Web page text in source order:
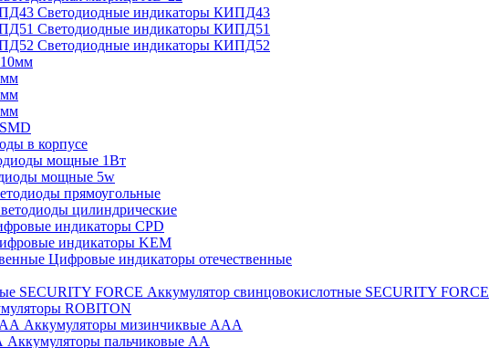
Светодиодные индикаторы КИПД43
Светодиодные индикаторы КИПД51
Светодиодные индикаторы КИПД52
в корпусе
мощные 1Вт
мощные 5w
прямоугольные
цилиндрические
индикаторы CPD
индикаторы KEM
Цифровые индикаторы отечественные
Аккумулятор свинцовокислотные SECURITY FORCE
ROBITON
Аккумуляторы мизинчиквые ААА
Аккумуляторы пальчиковые АА